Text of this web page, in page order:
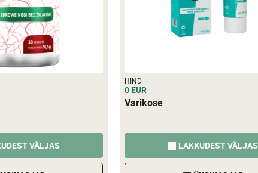
VÄLJAS
HIND
0 EUR
Varikose
LAKKUDEST VÄLJAS